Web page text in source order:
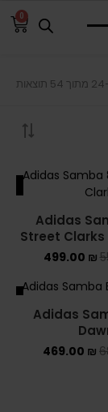
0
Adidas
Street Clarks
499.00 ₪
SOLD OUT
Adidas
469.00 ₪